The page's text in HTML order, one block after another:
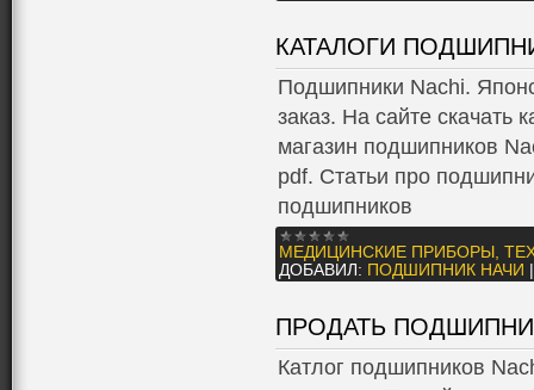
КАТАЛОГИ
Подшипники Nachi.
заказ. На сайте скачать
магазин подшипников
pdf. Статьи про
подшипников
МЕДИЦИНСКИЕ ПРИБОРЫ,
ДОБАВИЛ: ПОДШИПНИК НАЧИ
ПРОДАТЬ
Катлог подшипников